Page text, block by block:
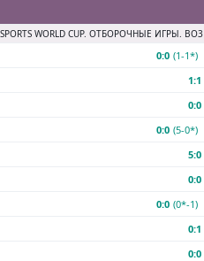
WORLD CUP. ОТБОРОЧНЫЕ ИГРЫ. BO3
0:0 (1-1*)
1:1
0:0
0:0 (5-0*)
5:0
0:0
0:0 (0*-1)
0:1
0:0